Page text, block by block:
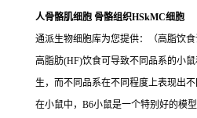
人骨骼肌细胞 骨骼组织HSkMC细胞
通派生物细胞库为您提供：（高脂饮食
高脂肪(HF)饮食可导致不同品系的小
生，而不同品系在不同程度上表现出不
在小鼠中，B6小鼠是一个特别好的模